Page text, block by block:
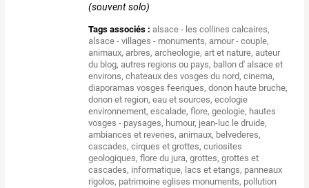
(souvent solo)
Tags associés : alsace - les collines calcaires,
alsace - villages - monuments,amour - couple,
animaux,arbres,archeologie,art et nature,auteur
du blog,autres regions ou pays, ballon d' alsace et
environs,chateaux des vosges du nord,cinema,
diaporamas vosges feeriques,donon haute bruche,
donon et region,eau et sources,ecologie
environnement,escalade,flore,geologie, hautes
vosges - paysages, humour, jean-luc le druide,
ambiances et reveries,animaux, belvederes,
cascades,cirques et grottes,curiosites
geologiques,flore du jura,grottes,grottes et
cascades, informatique, lacs et etangs, panneaux
rigolos, patrimoine eglises monuments, pollution